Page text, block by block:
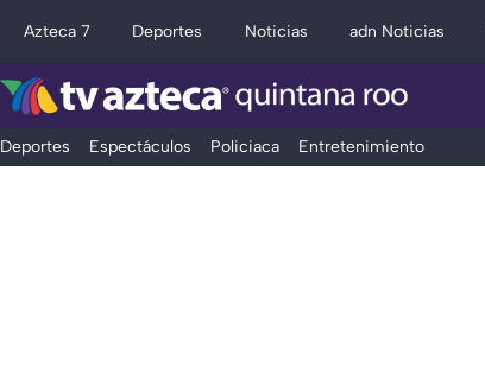
Azteca 7 Deportes Noticias adn Noticias
Deportes Espectáculos Policiaca Entretenimiento